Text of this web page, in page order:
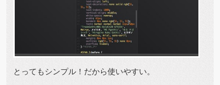
とってもシンプル！だから使いやすい。